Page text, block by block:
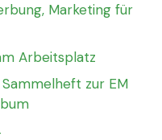
Marketing für
Arbeitsplatz
zur EM